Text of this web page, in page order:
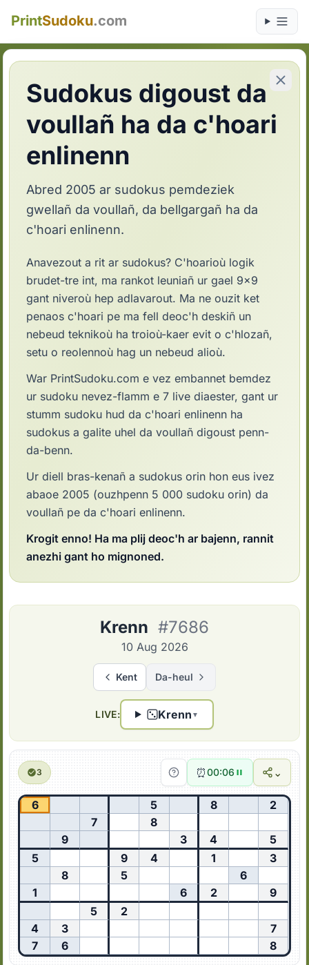
PrintSudoku.com
Sudokus digoust da
voullañ ha da c'hoari
enlinenn
Abred 2005 ar sudokus pemdeziek
gwellañ da voullañ, da bellgargañ ha da
c'hoari enlinenn.
Anavezout a rit ar sudokus? C'hoarioù logik
brudet-tre int, ma rankot leuniañ ur gael 9x9
gant niveroù hep adlavarout. Ma ne ouzit ket
penaos c'hoari pe ma fell deoc'h deskiñ un
nebeud teknikoù ha troioù-kaer evit o c'hlozañ,
setu o reolennoù hag un nebeud alioù.
War PrintSudoku.com e vez embannet bemdez
ur sudoku nevez-flamm e 7 live diaester, gant ur
stumm sudoku hud da c'hoari enlinenn ha
sudokus a galite uhel da voullañ digoust penn-
da-benn.
Ur diell bras-kenañ a sudokus orin hon eus ivez
abaoe 2005 (ouzhpenn 5 000 sudoku orin) da
voullañ pe da c'hoari enlinenn.
Krogit enno! Ha ma plij deoc'h ar bajenn, rannit
anezhi gant ho mignoned.
Krenn #7686
10 Aug 2026
Kent Da-heul
LIVE: Krenn ▼
3 ⏰00:07 ⌄
6 5 8
2
7
8
9
3 4
5
5
9 4 1
3
8
5
6
1
6 2
9
5
2
4
3
7
7
6 8